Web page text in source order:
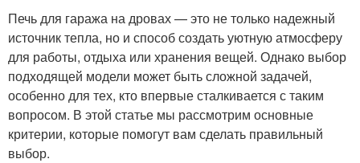
Печь для гаража на дровах — это не только надежный
источник тепла, но и способ создать уютную атмосферу
для работы, отдыха или хранения вещей. Однако выбор
подходящей модели может быть сложной задачей,
особенно для тех, кто впервые сталкивается с таким
вопросом. В этой статье мы рассмотрим основные
критерии, которые помогут вам сделать правильный
выбор.